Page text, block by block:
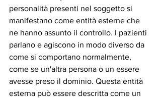
personalità presenti nel soggetto si
manifestano come entità esterne che
ne hanno assunto il controllo. I pazienti
parlano e agiscono in modo diverso da
come si comportano normalmente,
come se un'altra persona o un essere
avesse preso il dominio. Questa entità
esterna può essere descritta come un